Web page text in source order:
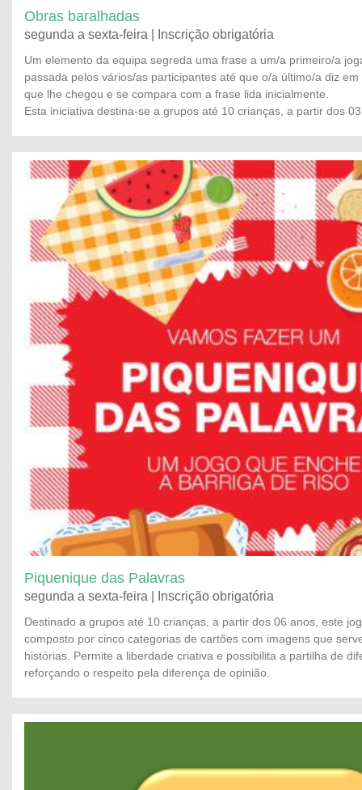
Obras baralhadas
segunda a sexta-feira | Inscrição obrigatória
Um elemento da equipa segreda uma frase a um/a primeiro/a
passada pelos vários/as participantes até que o/a último/a diz
que lhe chegou e se compara com a frase lida inicialmente.
Esta iniciativa destina-se a grupos até 10 crianças, a partir dos
Piquenique das Palavras
segunda a sexta-feira | Inscrição obrigatória
Destinado a grupos até 10 crianças, a partir dos 06 anos, este
composto por cinco categorias de cartões com imagens que
histórias. Permite a liberdade criativa e possibilita a partilha de
reforçando o respeito pela diferença de opinião.